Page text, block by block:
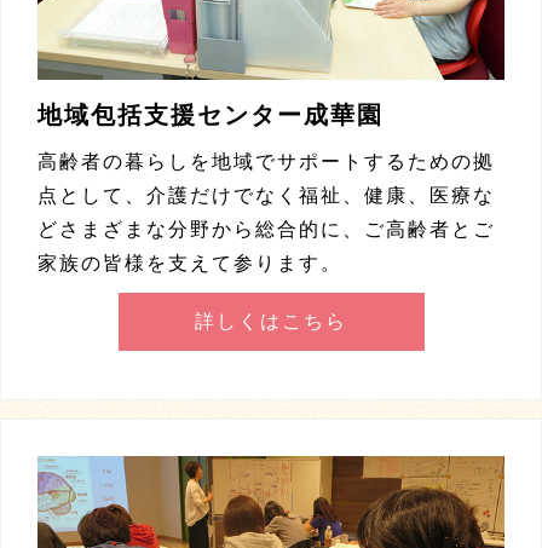
地域包括支援センター成華園
高齢者の暮らしを地域でサポートするための拠
点として、介護だけでなく福祉、健康、医療な
どさまざまな分野から総合的に、ご高齢者とご
家族の皆様を支えて参ります。
詳しくはこちら